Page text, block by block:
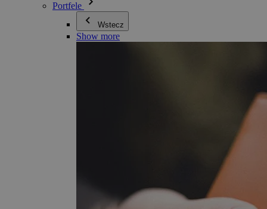
Portfele
Wstecz
Show more